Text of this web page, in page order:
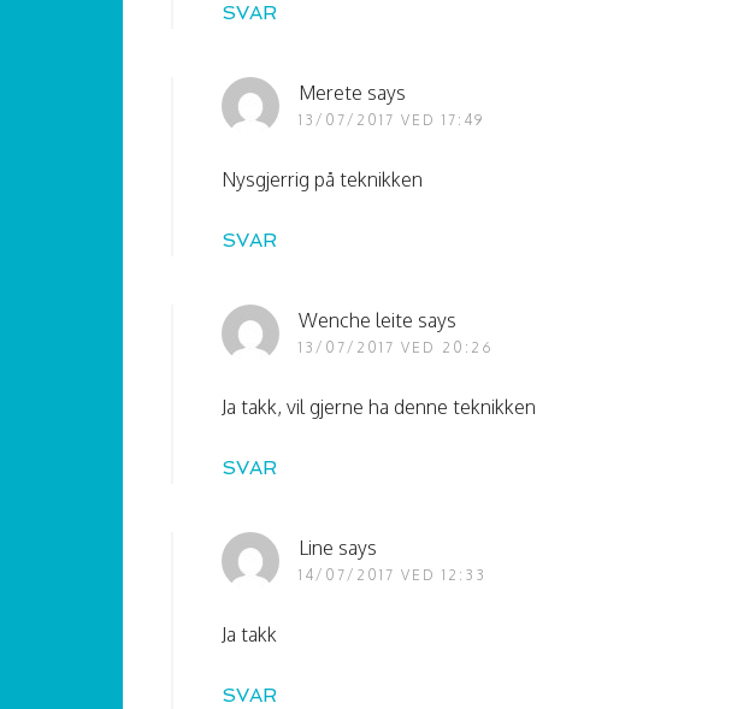
SVAR
Merete says
13/07/2017 VED 17:49
Nysgjerrig på teknikken
SVAR
Wenche leite says
13/07/2017 VED 20:26
Ja takk, vil gjerne ha denne teknikken
SVAR
Line says
14/07/2017 VED 12:33
Ja takk
SVAR